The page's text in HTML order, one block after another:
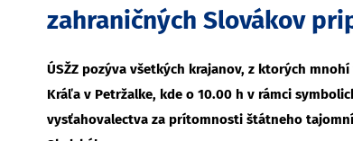
zahraničných Slovákov
ÚSŽZ pozýva všetkých krajanov, z ktorých
Kráľa v Petržalke, kde o 10.00 h v rámci
vysťahovalectva za prítomnosti štátneho